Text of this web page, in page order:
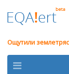
Ощутили